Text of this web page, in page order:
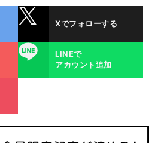
Xでフォローする
LINE
LINEで
アカウント追加